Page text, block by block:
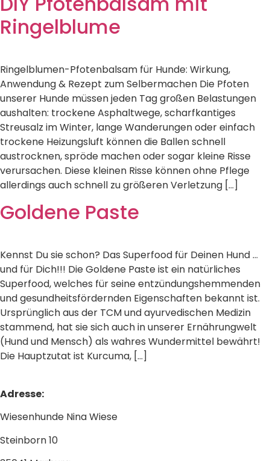
Ringelblume
Ringelblumen-Pfotenbalsam für Hunde: Wirkung,
Anwendung & Rezept zum Selbermachen Die Pfoten
unserer Hunde müssen jeden Tag großen Belastungen
aushalten: trockene Asphaltwege, scharfkantiges
Streusalz im Winter, lange Wanderungen oder einfach
trockene Heizungsluft können die Ballen schnell
austrocknen, spröde machen oder sogar kleine Risse
verursachen. Diese kleinen Risse können ohne Pflege
allerdings auch schnell zu größeren Verletzung […]
Goldene Paste
Kennst Du sie schon? Das Superfood für Deinen Hund …
und für Dich!!! Die Goldene Paste ist ein natürliches
Superfood, welches für seine entzündungshemmenden
und gesundheitsfördernden Eigenschaften bekannt ist.
Ursprünglich aus der TCM und ayurvedischen Medizin
stammend, hat sie sich auch in unserer Ernährungwelt
(Hund und Mensch) als wahres Wundermittel bewährt!
Die Hauptzutat ist Kurcuma, […]
Adresse:
Wiesenhunde Nina Wiese
Steinborn 10